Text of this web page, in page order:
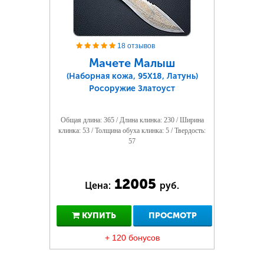
18 отзывов
Мачете Малыш
(Наборная кожа, 95Х18, Латунь)
Росоружие Златоуст
Общая длина: 365 / Длина клинка: 230 / Ширина
клинка: 53 / Толщина обуха клинка: 5 / Твердость:
57
Цена: 12005 руб.
КУПИТЬ ПРОСМОТР
+ 120 бонусов